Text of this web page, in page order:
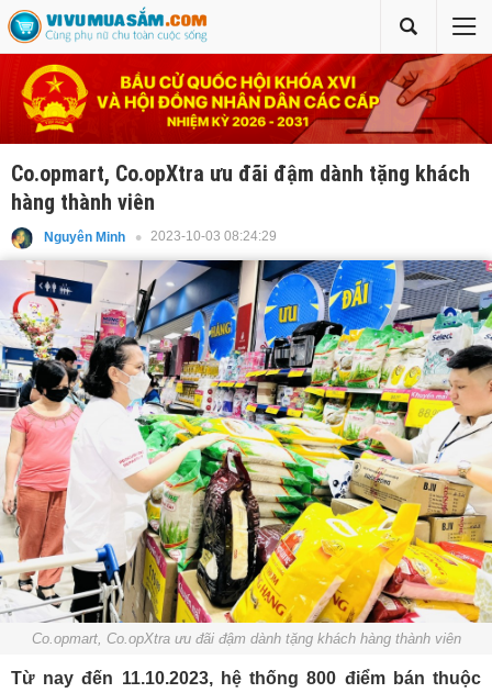
Co.opmart, Co.opXtra ưu đãi đậm dành tặng khách
hàng thành viên
Nguyên Minh 2023-10-03 08:24:29
Co.opmart, Co.opXtra ưu đãi đậm dành tặng khách hàng thành viên
Từ nay đến 11.10.2023, hệ thống 800 điểm bán thuộc